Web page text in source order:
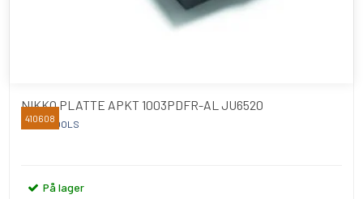
NIKKO PLATTE APKT 1003PDFR-AL JU6520
NIKKO TOOLS
410608
På lager